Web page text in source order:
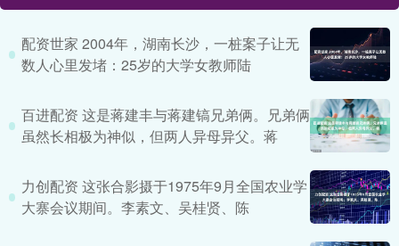
配资世家 2004年，湖南长沙，一桩案子让无
数人心里发堵：25岁的大学女教师陆
百进配资 这是蒋建丰与蒋建镐兄弟俩。兄弟俩
虽然长相极为神似，但两人异母异父。蒋
力创配资 这张合影摄于1975年9月全国农业学
大寨会议期间。李素文、吴桂贤、陈